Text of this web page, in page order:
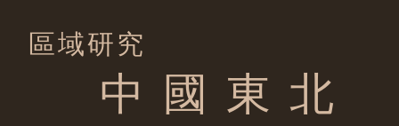
區域研究
中 國 東 北